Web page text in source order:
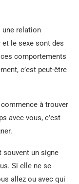
une relation
et le sexe sont des
comportements
c’est peut-être
à trouver
avec vous, c’est
souvent un signe
Si elle ne se
allez ou avec qui